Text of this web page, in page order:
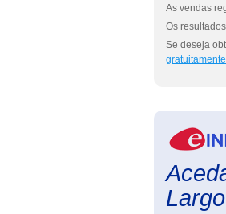
As vendas
Os
Se deseja